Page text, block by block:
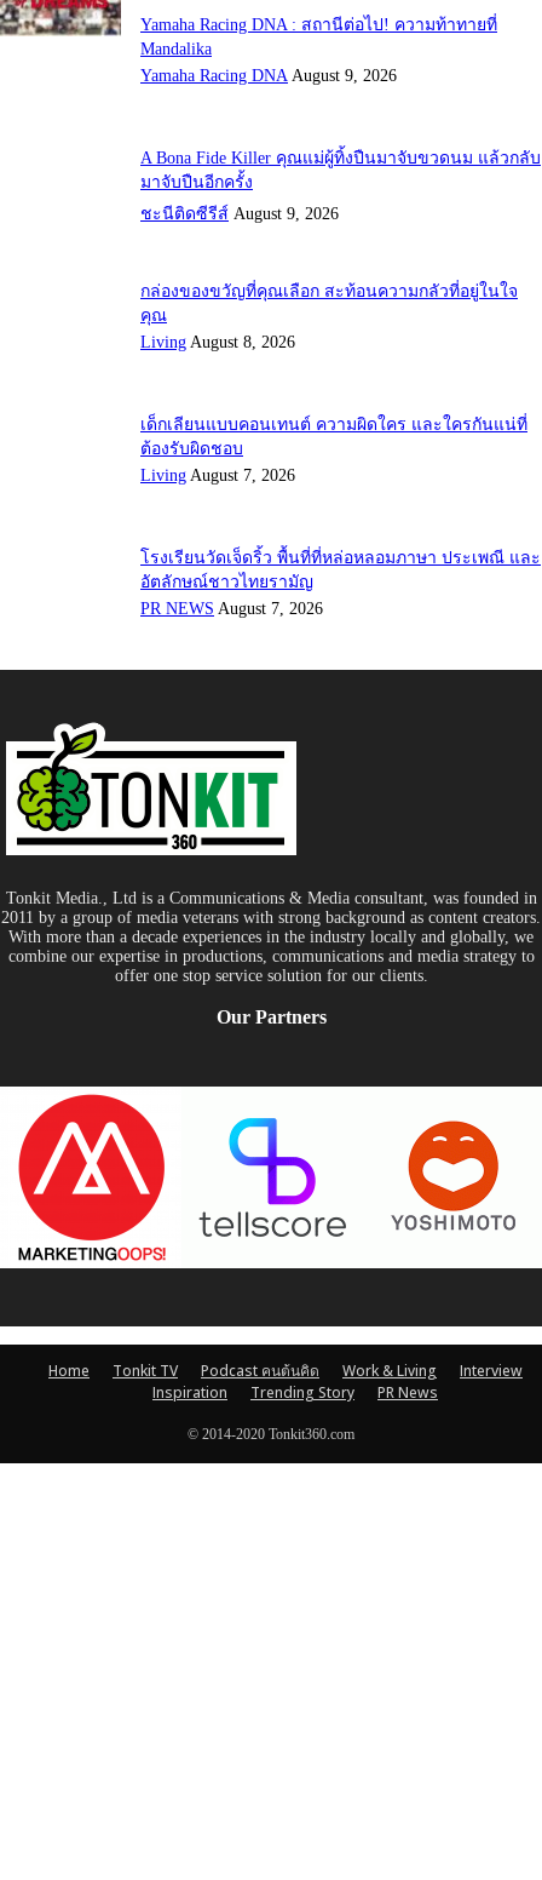
Yamaha Racing DNA : สถานีต่อไป! ความท้าทายที่
Mandalika
Yamaha Racing DNA August 9, 2026
A Bona Fide Killer คุณแม่ผู้ทิ้งปืนมาจับขวดนม แล้วกลับ
มาจับปืนอีกครั้ง
ชะนีติดซีรีส์ August 9, 2026
กล่องของขวัญที่คุณเลือก สะท้อนความกลัวที่อยู่ในใจ
คุณ
Living August 8, 2026
เด็กเลียนแบบคอนเทนต์ ความผิดใคร และใครกันแน่ที่
ต้องรับผิดชอบ
Living August 7, 2026
โรงเรียนวัดเจ็ดริ้ว พื้นที่ที่หล่อหลอมภาษา ประเพณี และ
อัตลักษณ์ชาวไทยรามัญ
PR NEWS August 7, 2026
Tonkit Media., Ltd is a Communications & Media consultant, was founded in
2011 by a group of media veterans with strong background as content creators.
With more than a decade experiences in the industry locally and globally, we
combine our expertise in productions, communications and media strategy to
offer one stop service solution for our clients.
Our Partners
Home Tonkit TV Podcast คนต้นคิด Work & Living
Interview
Inspiration
Trending Story PR News
© 2014-2020 Tonkit360.com